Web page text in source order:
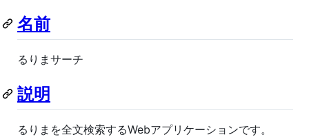
名前
るりまサーチ
説明
るりまを全文検索するWebアプリケーションです。